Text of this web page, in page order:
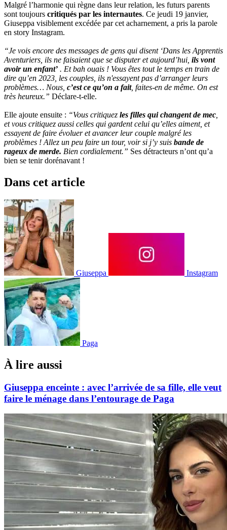
Malgré l’harmonie qui règne dans leur relation, les futurs parents
sont toujours critiqués par les internautes. Ce jeudi 19 janvier,
Giuseppa visiblement excédée par cet acharnement, a pris la parole
en story Instagram.
“Je vois encore des messages de gens qui disent ‘Dans les Apprentis
Aventuriers, ils ne faisaient que se disputer et aujourd’hui, ils vont
avoir un enfant’ . Et bah ouais ! Vous êtes tout le temps en train de
dire qu’en 2023, les couples, ils n'essayent pas d’arranger leurs
problèmes… Nous, c’est ce qu’on a fait, faites-en de même. On est
très heureux.” Déclare-t-elle.
Elle ajoute ensuite : “Vous critiquez les filles qui changent de mec
et vous critiquez aussi celles qui gardent celui qu’elles aiment, et
essayent de faire évoluer et avancer leur couple malgré les
problèmes ! Allez un peu faire un tour, voir si j’y suis bande de
rageux de merde. Bien cordialement.” Ses détracteurs n’ont qu’a
bien se tenir dorénavant !
Dans cet article
Giuseppa Instagram
Paga
À lire aussi
Giuseppa enceinte : avec l’arrivée de sa fille, elle veut
faire le ménage dans l’entourage de Paga